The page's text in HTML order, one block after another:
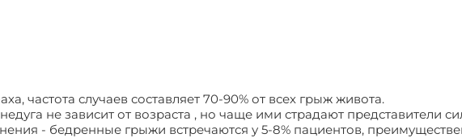
частота случаев составляет 70-90% от всех грыж живота.
не зависит от возраста , но чаще ими страдают представители
- бедренные грыжи встречаются у 5-8% пациентов,